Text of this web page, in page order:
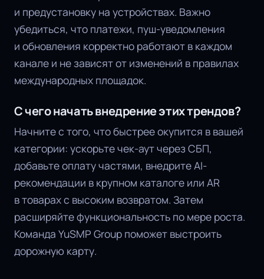
и предустановку на устройствах. Важно
убедиться, что платежи, пуш-уведомления
и обновления корректно работают в каждом
канале и не зависят от изменений в правилах
международных площадок.
С чего начать внедрение этих трендов?
Начните с того, что быстрее окупится в вашей
категории: ускорьте чек-аут через СБП,
добавьте оплату частями, внедрите AI-
рекомендации в крупном каталоге или AR
в товарах с высоким возвратом. Затем
расширяйте функциональность по мере роста.
Команда YuSMP Group поможет выстроить
дорожную карту.